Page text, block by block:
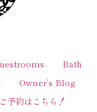
Bath
Owner’s Blog
ご予約はこちら！